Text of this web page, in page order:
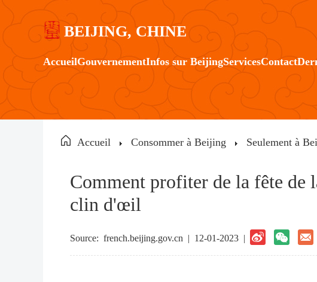
BEIJING, CHINE
AccueilGouvernementInfos sur BeijingServicesContact
Accueil Consommer à Beijing Seulement à
Comment profiter de la fête de
clin d'œil
Source: french.beijing.gov.cn | 12-01-2023 |